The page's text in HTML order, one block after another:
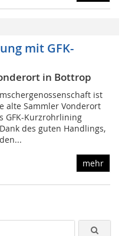
mit GFK-
in Bottrop
ist
alte Sammler Vonderort
GFK-Kurzrohrlining
des guten Handlings,
mehr